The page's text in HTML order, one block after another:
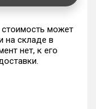
может
на складе в
нет, к его